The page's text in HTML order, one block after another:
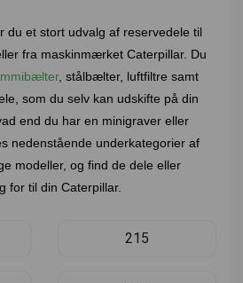
du et stort udvalg af reservedele til
fra maskinmærket Caterpillar. Du
, stålbælter, luftfiltre samt
som du selv kan udskifte på din
end du har en minigraver eller
nedenstående underkategorier af
modeller, og find de dele eller
for til din Caterpillar.
215